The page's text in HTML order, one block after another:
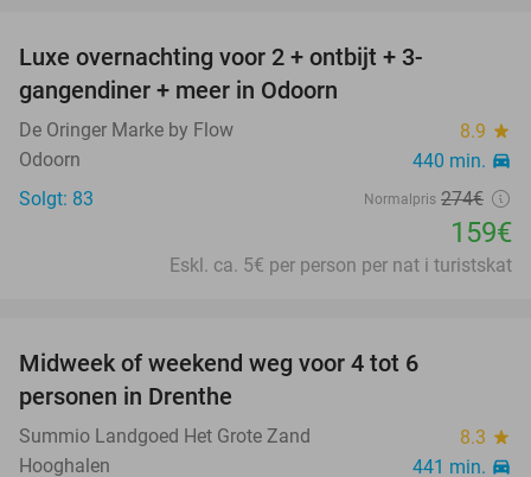
Luxe overnachting voor 2 + ontbijt + 3-
gangendiner + meer in Odoorn
De Oringer Marke by Flow 8.9 star
Odoorn 440 min. directions_car
Solgt: 83 Normalpris 274€
159€
Eskl. ca. 5€ per person per nat i turistskat
Midweek of weekend weg voor 4 tot 6
personen in Drenthe
Summio Landgoed Het Grote Zand 8.3 star
Hooghalen 441 min. directions_car